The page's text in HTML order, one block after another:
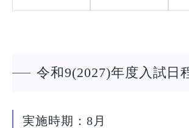
令和9(2027)年度入試日
実施時期：8月